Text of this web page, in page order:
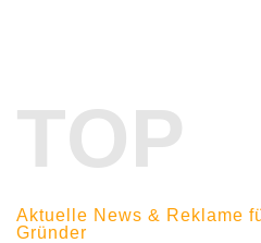
TOP
Aktuelle News & Reklame
Gründer